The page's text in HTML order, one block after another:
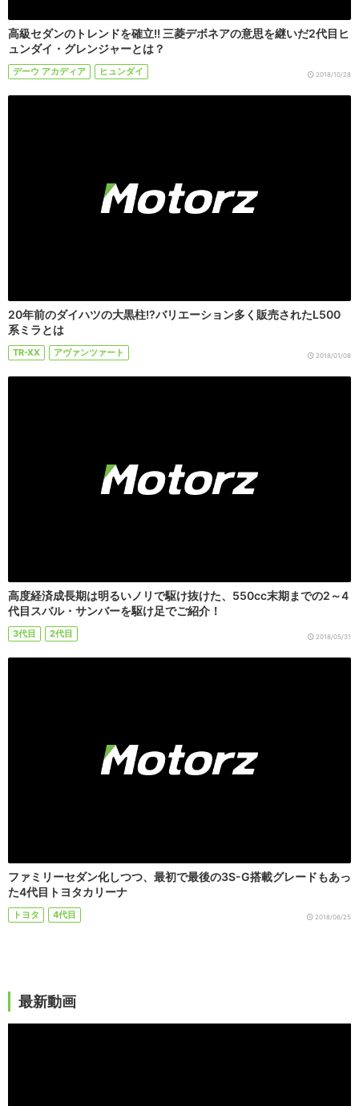
高級セダンのトレンドを確立!! 三菱デボネアの意思を継いだ2代目ヒ
ュンダイ・グレンジャーとは？
デーウ アカディア ヒュンダイ 2018/10/28
20年前のダイハツの大黒柱!?バリエーション多く販売されたL500
系ミラとは
TR-XX アヴァンツァート 2018/01/08
高度経済成長期は明るいノリで駆け抜けた、550cc末期までの2～4
代目スバル・サンバーを駆け足でご紹介！
3代目 2代目 2018/05/31
ファミリーセダン化しつつ、最初で最後の3S-G搭載グレードもあっ
た4代目トヨタカリーナ
トヨタ 4代目 2018/06/25
最新動画